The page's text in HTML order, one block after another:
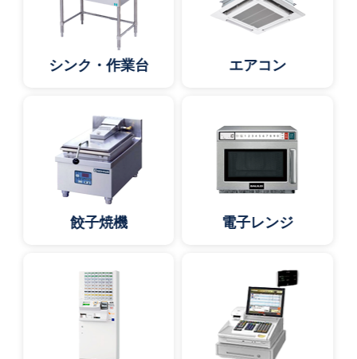
シンク・作業台 エアコン
餃子焼機 電子レンジ